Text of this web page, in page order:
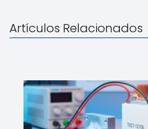
Artículos Relacionados